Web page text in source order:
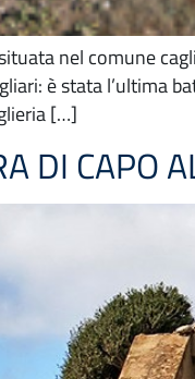
nel comune
è stata l’ultima
[…]
DI CAPO